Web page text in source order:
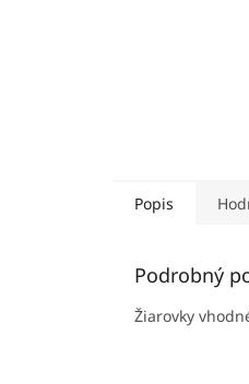
Popis
Podrobný
Žiarovky